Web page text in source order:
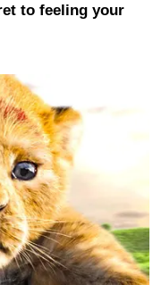
to feeling your